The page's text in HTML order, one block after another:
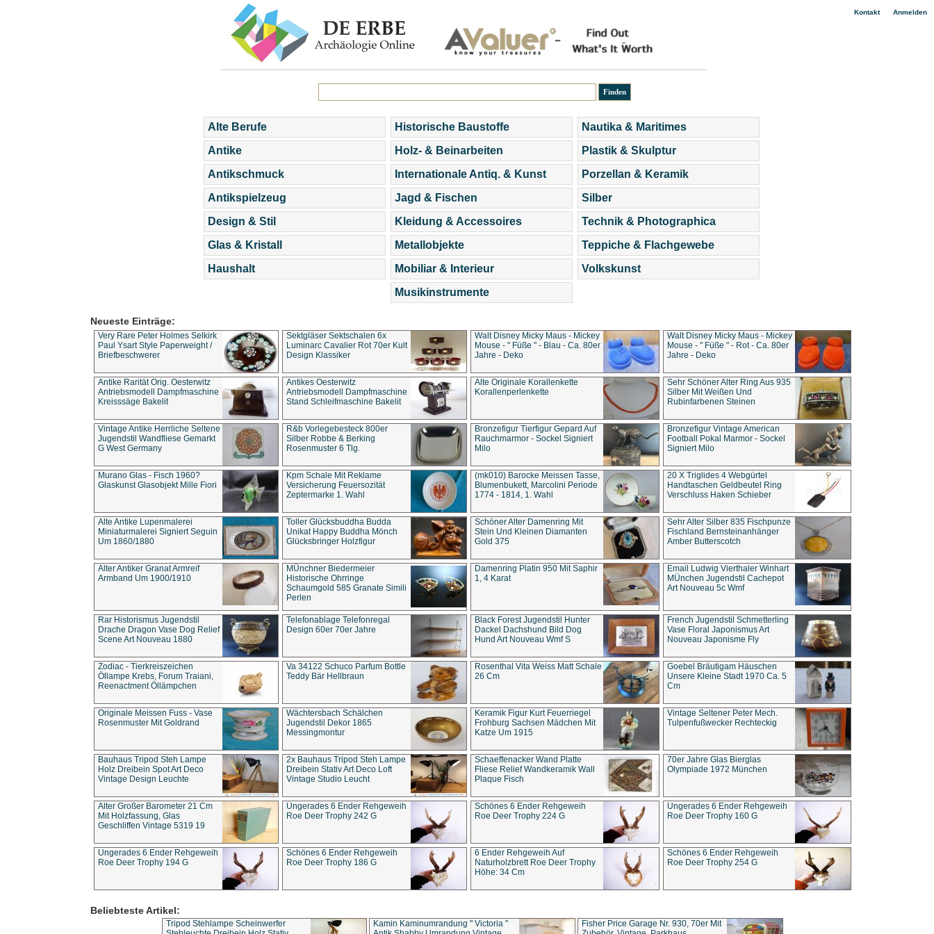
Kontakt| Anmelden
Alte Berufe
Antike
Antikschmuck
Antikspielzeug
Design & Stil
Glas & Kristall
Haushalt
Historische Baustoffe
Holz- & Beinarbeiten
Internationale Antiq. & Kunst
Jagd & Fischen
Kleidung & Accessoires
Metallobjekte
Mobiliar & Interieur
Musikinstrumente
Nautika & Maritimes
Plastik & Skulptur
Porzellan & Keramik
Silber
Technik & Photographica
Teppiche & Flachgewebe
Volkskunst
Neueste Einträge:
Very Rare Peter Holmes Selkirk
Paul Ysart Style Paperweight /
Briefbeschwerer
Sektgläser Sektschalen 6x
Luminarc Cavalier Rot 70er Kult
Design Klassiker
Walt Disney Micky Maus - Mickey
Mouse - " Füße " - Blau - Ca. 80er
Jahre - Deko
Walt Disney Micky Maus - Mickey
Mouse - " Füße " - Rot - Ca. 80er
Jahre - Deko
Antike Rarität Orig. Oesterwitz
Antriebsmodell Dampfmaschine
Kreisssäge Bakelit
Antikes Oesterwitz
Antriebsmodell Dampfmaschine
Stand Schleifmaschine Bakelit
Alte Originale Korallenkette
Korallenperlenkette
Sehr Schöner Alter Ring Aus 935
Silber Mit Weißen Und
Rubinfarbenen Steinen
Vintage Antike Herrliche Seltene
Jugendstil Wandfliese Gemarkt
G West Germany
R&b Vorlegebesteck 800er
Silber Robbe & Berking
Rosenmuster 6 Tlg.
Bronzefigur Tierfigur Gepard Auf
Rauchmarmor - Sockel Signiert
Milo
Bronzefigur Vintage American
Football Pokal Marmor - Sockel
Signiert Milo
Murano Glas - Fisch 1960?
Glaskunst Glasobjekt Mille Fiori
Kpm Schale Mit Reklame
Versicherung Feuersozität
Zeptermarke 1. Wahl
(mk010) Barocke Meissen Tasse,
Blumenbukett, Marcolini Periode
1774 - 1814, 1. Wahl
20 X Triglides 4 Webgürtel
Handtaschen Geldbeutel Ring
Verschluss Haken Schieber
Alte Antike Lupenmalerei
Miniaturmalerei Signiert Seguin
Um 1860/1880
Toller Glücksbuddha Budda
Unikat Happy Buddha Mönch
Glücksbringer Holzfigur
Schöner Alter Damenring Mit
Stein Und Kleinen Diamanten
Gold 375
Sehr Alter Silber 835 Fischpunze
Fischland Bernsteinanhänger
Amber Butterscotch
Alter Antiker Granat Armreif
Armband Um 1900/1910
MÜnchner Biedermeier
Historische Ohrringe
Schaumgold 585 Granate Simili
Perlen
Damenring Platin 950 Mit Saphir
1, 4 Karat
Email Ludwig Vierthaler Winhart
MÜnchen Jugendstil Cachepot
Art Nouveau 5c Wmf
Rar Historismus Jugendstil
Drache Dragon Vase Dog Relief
Scene Art Nouveau 1880
Telefonablage Telefonregal
Design 60er 70er Jahre
Black Forest Jugendstil Hunter
Dackel Dachshund Bild Dog
Hund Art Nouveau Wmf S
French Jugendstil Schmetterling
Vase Floral Japonismus Art
Nouveau Japonisme Fly
Zodiac - Tierkreiszeichen
Öllampe Krebs, Forum Traiani,
Reenactment Öllämpchen
Va 34122 Schuco Parfum Bottle
Teddy Bär Hellbraun
Rosenthal Vita Weiss Matt Schale
26 Cm
Goebel Bräutigam Häuschen
Unsere Kleine Stadt 1970 Ca. 5
Cm
Originale Meissen Fuss - Vase
Rosenmuster Mit Goldrand
Wächtersbach Schälchen
Jugendstil Dekor 1865
Messingmontur
Keramik Figur Kurt Feuerriegel
Frohburg Sachsen Mädchen Mit
Katze Um 1915
Vintage Seltener Peter Mech.
Tulpenfußwecker Rechteckig
Bauhaus Tripod Steh Lampe
Holz Dreibein Spot Art Deco
Vintage Design Leuchte
2x Bauhaus Tripod Steh Lampe
Dreibein Stativ Art Deco Loft
Vintage Studio Leucht
Schaeffenacker Wand Platte
Fliese Relief Wandkeramik Wall
Plaque Fisch
70er Jahre Glas Bierglas
Olympiade 1972 München
Alter Großer Barometer 21 Cm
Mit Holzfassung, Glas
Geschliffen Vintage 5319 19
Ungerades 6 Ender Rehgeweih
Roe Deer Trophy 242 G
Schönes 6 Ender Rehgeweih
Roe Deer Trophy 224 G
Ungerades 6 Ender Rehgeweih
Roe Deer Trophy 160 G
Ungerades 6 Ender Rehgeweih
Roe Deer Trophy 194 G
Schönes 6 Ender Rehgeweih
Roe Deer Trophy 186 G
6 Ender Rehgeweih Auf
Naturholzbrett Roe Deer Trophy
Höhe: 34 Cm
Schönes 6 Ender Rehgeweih
Roe Deer Trophy 254 G
Beliebteste Artikel:
Tripod Stehlampe Scheinwerfer
Kamin Kaminumrandung " Victoria "
Fisher Price Garage Nr. 930, 70er Mit